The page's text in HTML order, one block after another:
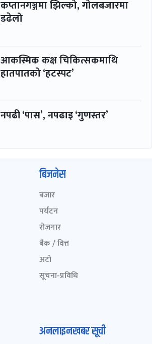
कप्तानगञ्जमा झिल्को, गोलबजारमा
डढेलो
आकस्मिक कक्ष चिकित्सकमाथि
हातपातको ‘हटस्पट’
नपढी ‘पास’, नपढाइ ‘गुणस्तर’
बिजनेस
बजार
पर्यटन
रोजगार
बैंक / वित्त
अटो
सूचना-प्रविधि
अनलाइनखबर सूची